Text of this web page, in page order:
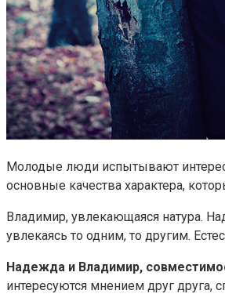
Молодые люди испытывают интерес
основные качества характера,
Владимир, увлекающаяся натура.
увлекаясь то одним, то другим.
Надежда и Владимир,
интересуются мнением друг друга,